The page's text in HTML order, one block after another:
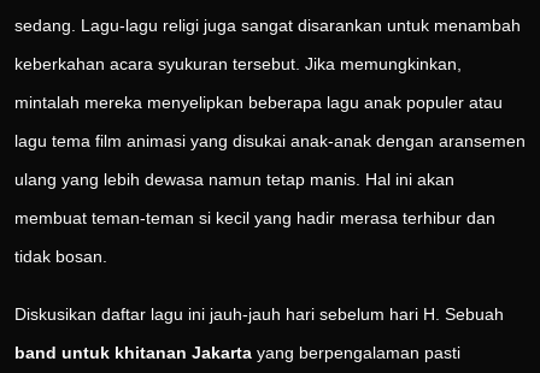
sedang. Lagu-lagu religi juga sangat disarankan untuk menambah
keberkahan acara syukuran tersebut. Jika memungkinkan,
mintalah mereka menyelipkan beberapa lagu anak populer atau
lagu tema film animasi yang disukai anak-anak dengan aransemen
ulang yang lebih dewasa namun tetap manis. Hal ini akan
membuat teman-teman si kecil yang hadir merasa terhibur dan
tidak bosan.
Diskusikan daftar lagu ini jauh-jauh hari sebelum hari H. Sebuah
band untuk khitanan Jakarta yang berpengalaman pasti